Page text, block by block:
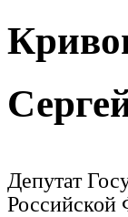
Депутат
Российской